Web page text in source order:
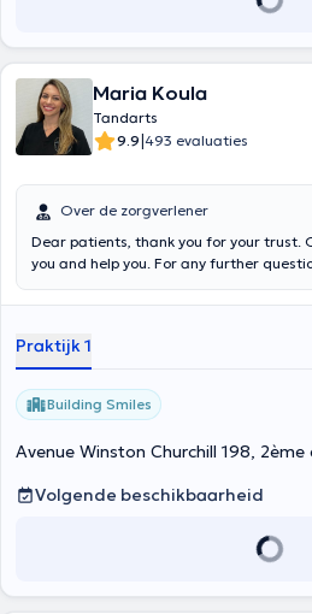
Maria Koula
Tandarts
9.9|493 evaluaties
Over de zorgverlener
Dear patients, thank you for your trust.
you and help you. For any further question please contact us
023444743 of the dental cabinet
Praktijk 1
Building Smiles
Avenue Winston Churchill 198, 2ème
Volgende beschikbaarheid